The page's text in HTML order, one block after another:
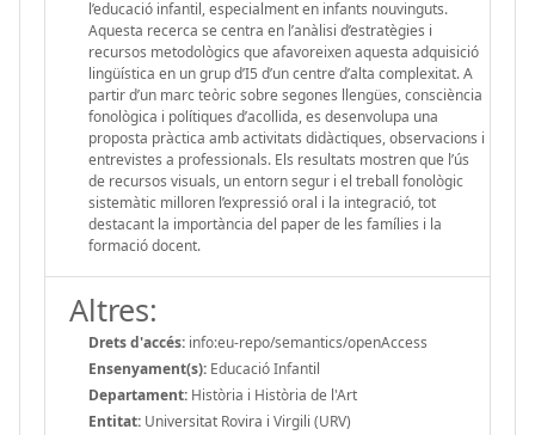
l’educació infantil, especialment en infants nouvinguts.
Aquesta recerca se centra en l’anàlisi d’estratègies i
recursos metodològics que afavoreixen aquesta adquisició
lingüística en un grup d’I5 d’un centre d’alta complexitat. A
partir d’un marc teòric sobre segones llengües, consciència
fonològica i polítiques d’acollida, es desenvolupa una
proposta pràctica amb activitats didàctiques, observacions i
entrevistes a professionals. Els resultats mostren que l’ús
de recursos visuals, un entorn segur i el treball fonològic
sistemàtic milloren l’expressió oral i la integració, tot
destacant la importància del paper de les famílies i la
formació docent.
Altres:
Drets d'accés: info:eu-repo/semantics/openAccess
Ensenyament(s): Educació Infantil
Departament: Història i Història de l'Art
Entitat: Universitat Rovira i Virgili (URV)